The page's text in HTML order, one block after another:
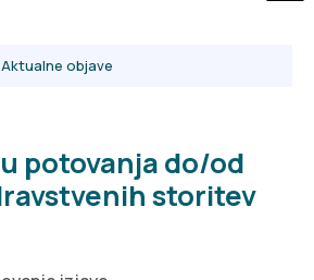
Aktualne objave
potovanja do/od
storitev